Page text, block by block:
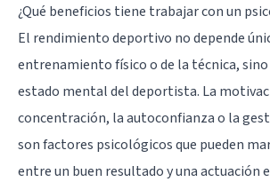
¿Qué beneficios tiene trabajar con un
El rendimiento deportivo no depende
entrenamiento físico o de la técnica,
estado mental del deportista. La
concentración, la autoconfianza o la
son factores psicológicos que pueden
entre un buen resultado y una actuación